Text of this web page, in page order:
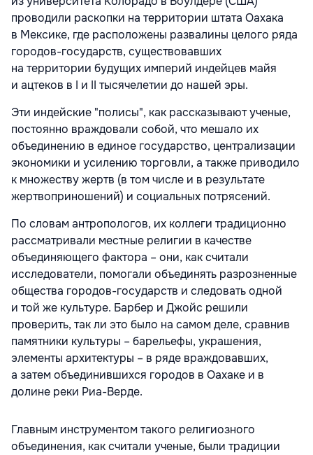
проводили раскопки на территории штата Оахака
в Мексике, где расположены развалины целого ряда
городов-государств, существовавших
на территории будущих империй индейцев майя
и ацтеков в I и II тысячелетии до нашей эры.
Эти индейские "полисы", как рассказывают ученые,
постоянно враждовали собой, что мешало их
объединению в единое государство, централизации
экономики и усилению торговли, а также приводило
к множеству жертв (в том числе и в результате
жертвоприношений) и социальных потрясений.
По словам антропологов, их коллеги традиционно
рассматривали местные религии в качестве
объединяющего фактора – они, как считали
исследователи, помогали объединять разрозненные
общества городов-государств и следовать одной
и той же культуре. Барбер и Джойс решили
проверить, так ли это было на самом деле, сравнив
памятники культуры – барельефы, украшения,
элементы архитектуры – в ряде враждовавших,
а затем объединившихся городов в Оахаке и в
долине реки Риа-Верде.
Главным инструментом такого религиозного
объединения, как считали ученые, были традиции